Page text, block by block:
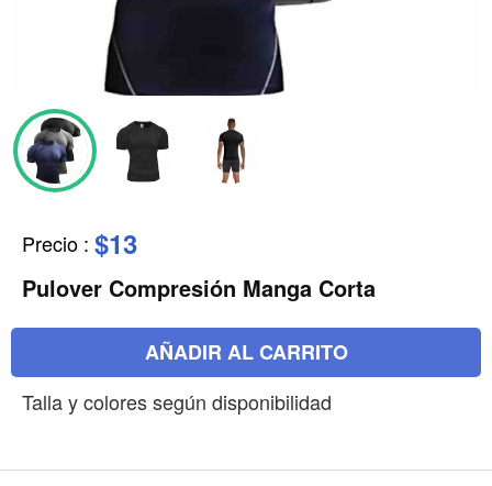
Precio : $13
Pulover Compresión Manga Corta
AÑADIR AL CARRITO
Talla y colores según disponibilidad